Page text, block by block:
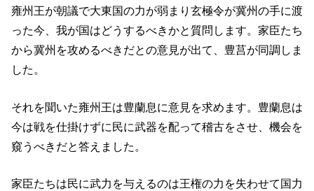
雍州王が朝議で大東国の力が弱まり玄極令が冀州の手に渡
った今、我が国はどうするべきかと質問します。家臣たち
から冀州を攻めるべきだとの意見が出て、豊莒が同調しま
した。
それを聞いた雍州王は豊蘭息に意見を求めます。豊蘭息は
今は戦を仕掛けずに民に武器を配って稽古をさせ、機会を
窺うべきだと答えました。
家臣たちは民に武力を与えるのは王権の力を失わせて国力